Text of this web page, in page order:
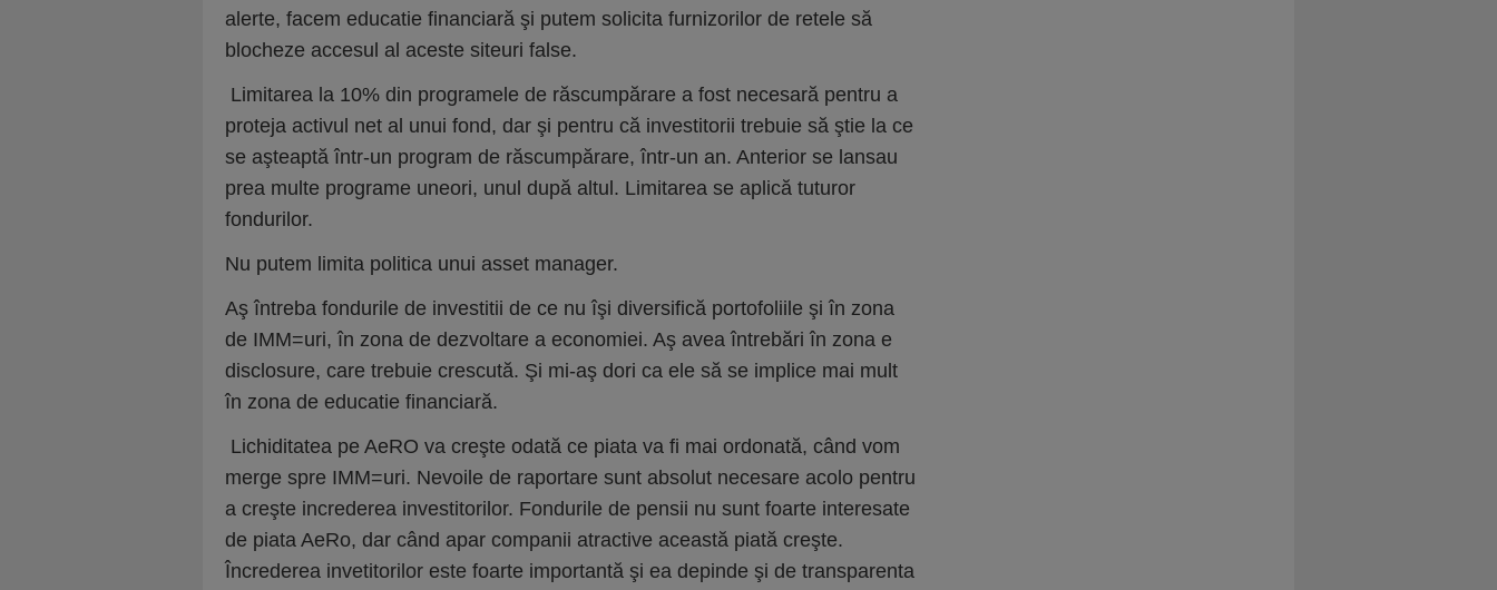
alerte, facem educatie financiară şi putem solicita furnizorilor de retele să
blocheze accesul al aceste siteuri false.
Limitarea la 10% din programele de răscumpărare a fost necesară pentru a
proteja activul net al unui fond, dar şi pentru că investitorii trebuie să ştie la ce
se aşteaptă într-un program de răscumpărare, într-un an. Anterior se lansau
prea multe programe uneori, unul după altul. Limitarea se aplică tuturor
fondurilor.
Nu putem limita politica unui asset manager.
Aş întreba fondurile de investitii de ce nu îşi diversifică portofoliile şi în zona
de IMM=uri, în zona de dezvoltare a economiei. Aş avea întrebări în zona e
disclosure, care trebuie crescută. Şi mi-aş dori ca ele să se implice mai mult
în zona de educatie financiară.
Lichiditatea pe AeRO va creşte odată ce piata va fi mai ordonată, când vom
merge spre IMM=uri. Nevoile de raportare sunt absolut necesare acolo pentru
a creşte increderea investitorilor. Fondurile de pensii nu sunt foarte interesate
de piata AeRo, dar când apar companii atractive această piată creşte.
Încrederea invetitorilor este foarte importantă şi ea depinde şi de transparenta